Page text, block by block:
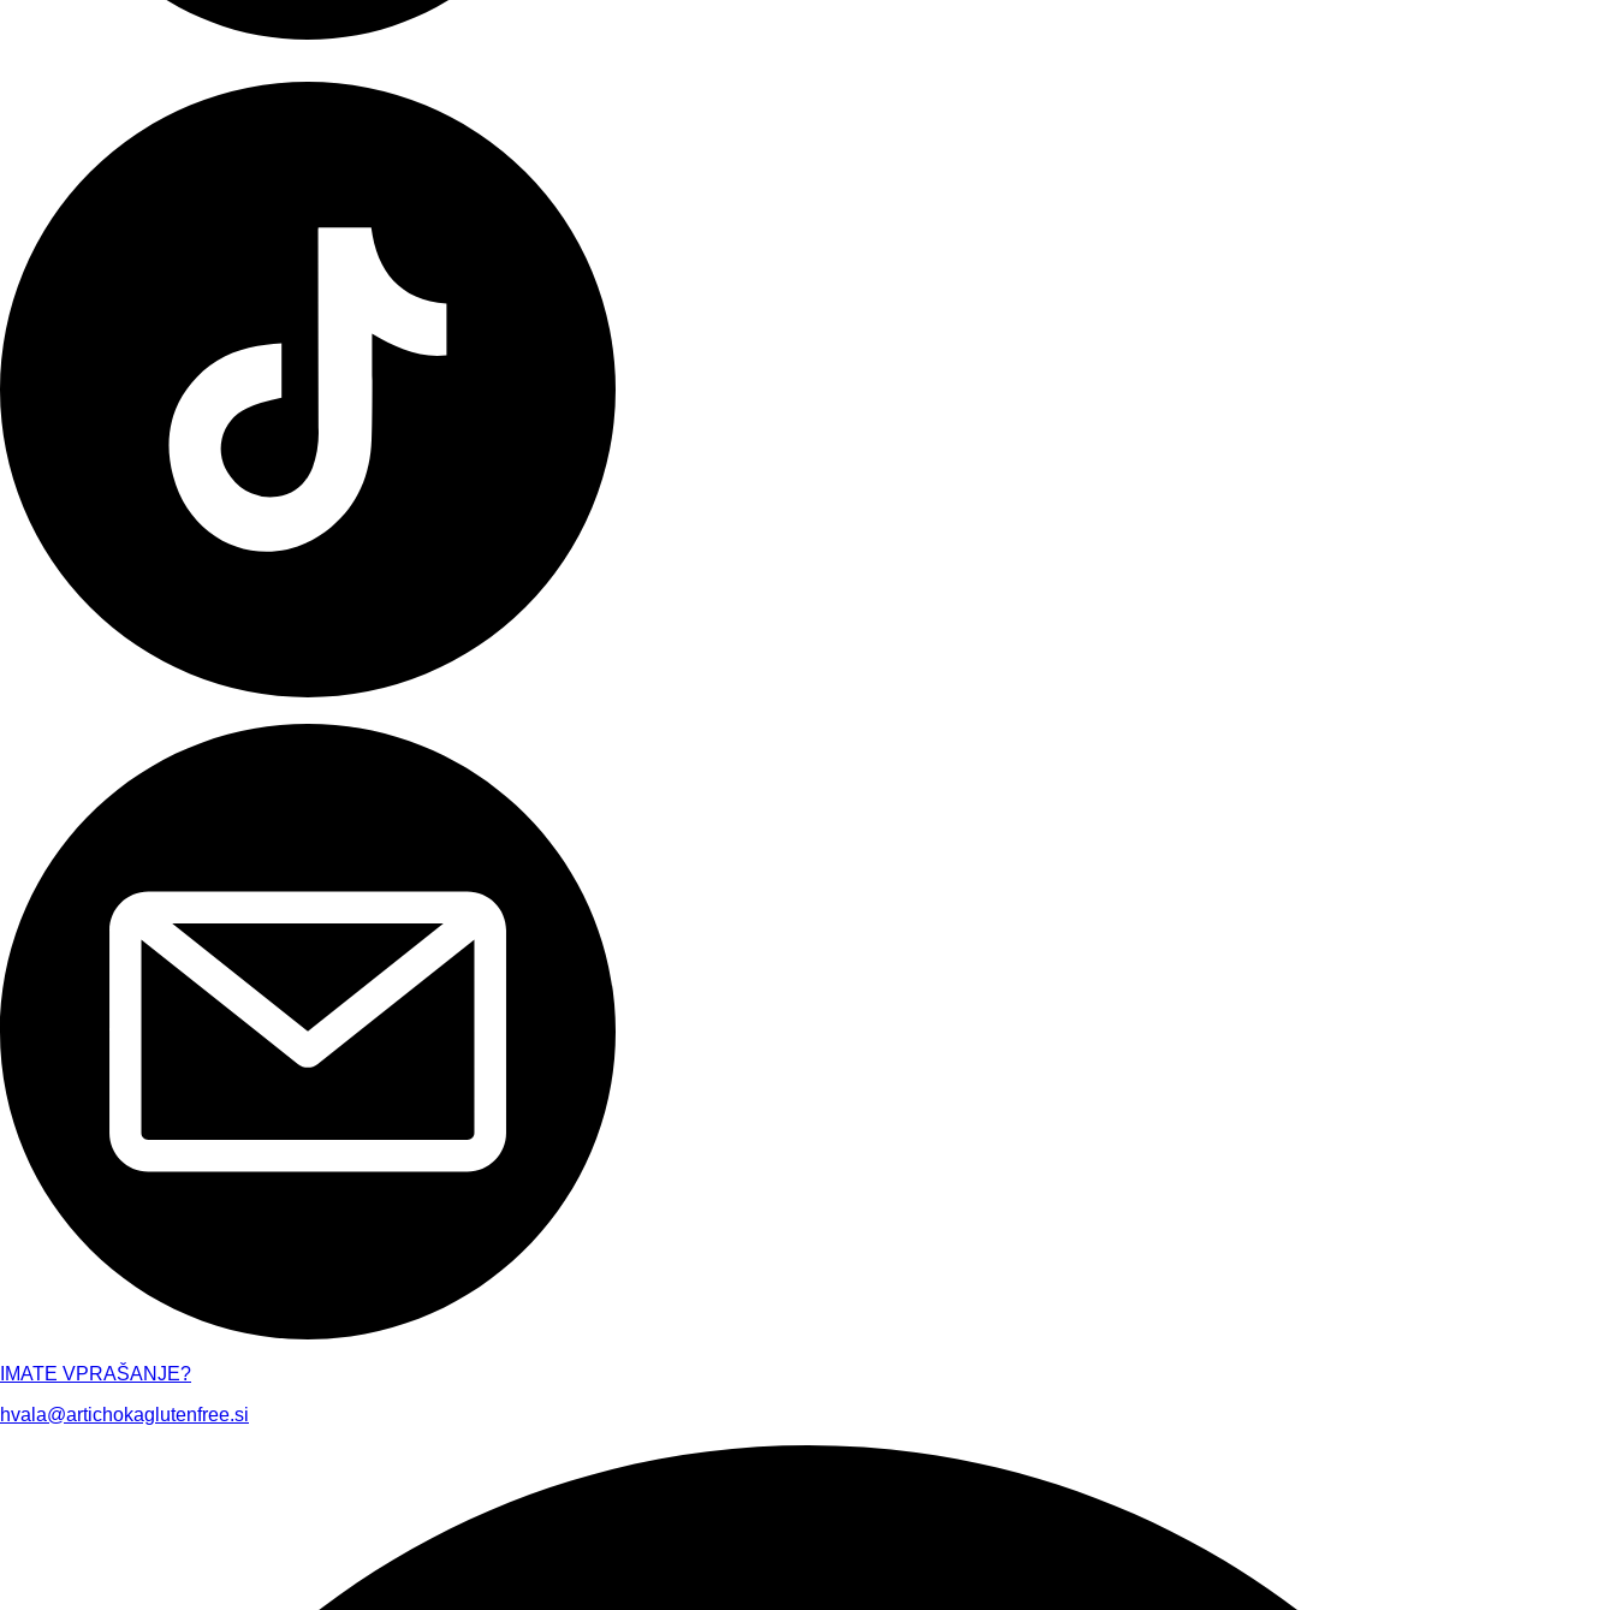
IMATE VPRAŠANJE?
hvala@artichokaglutenfree.si